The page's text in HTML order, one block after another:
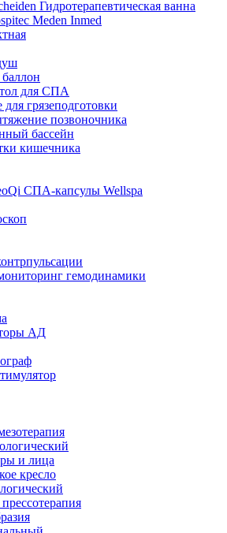
Гидротерапевтическая ванна
Meden Inmed
для СПА
грязеподготовки
позвоночника
бассейн
кишечника
СПА-капсулы Wellspa
гемодинамики
АД
и лица
кресло